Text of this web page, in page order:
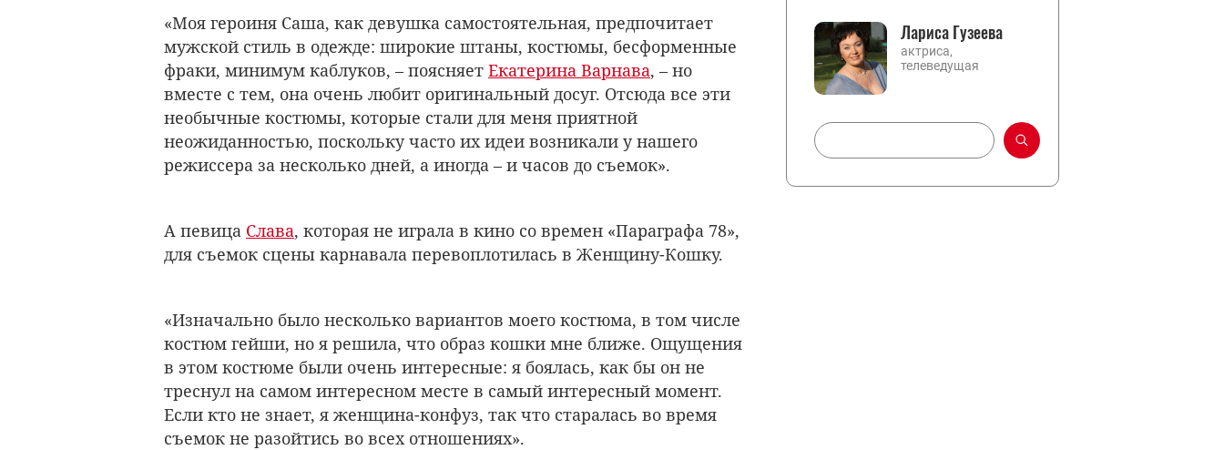
«Моя героиня Саша, как девушка самостоятельная, предпочитает
мужской стиль в одежде: широкие штаны, костюмы, бесформенные
фраки, минимум каблуков, – поясняет Екатерина Варнава, – но
вместе с тем, она очень любит оригинальный досуг. Отсюда все эти
необычные костюмы, которые стали для меня приятной
неожиданностью, поскольку часто их идеи возникали у нашего
режиссера за несколько дней, а иногда – и часов до съемок».
А певица Слава, которая не играла в кино со времен «Параграфа 78»,
для съемок сцены карнавала перевоплотилась в Женщину-Кошку.
«Изначально было несколько вариантов моего костюма, в том числе
костюм гейши, но я решила, что образ кошки мне ближе. Ощущения
в этом костюме были очень интересные: я боялась, как бы он не
треснул на самом интересном месте в самый интересный момент.
Если кто не знает, я женщина-конфуз, так что старалась во время
съемок не разойтись во всех отношениях».
Лариса Гузеева
актриса,
телеведущая